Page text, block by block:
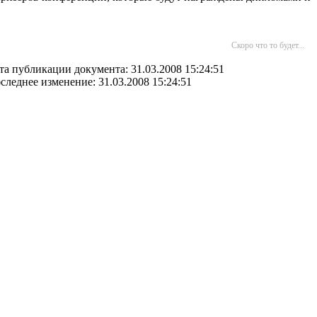
Скоро что то будет...
публикации документа: 31.03.2008 15:24:51
изменение: 31.03.2008 15:24:51